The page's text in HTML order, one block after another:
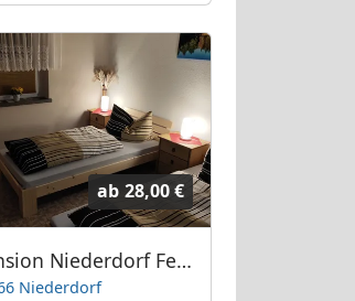
ab 28,00 €
Pension Niederdorf FeWo
Niederdorf